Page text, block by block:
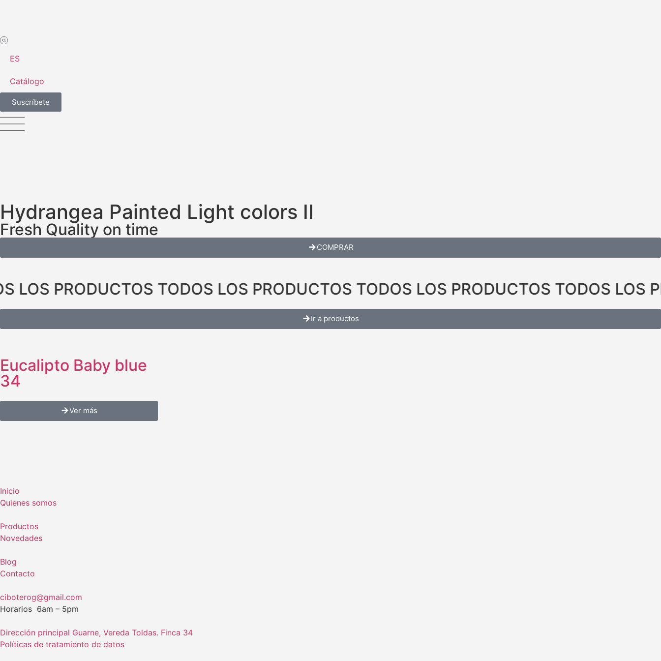
ES
Catálogo
Suscríbete
Hydrangea Painted Light colors II
Fresh Quality on time
COMPRAR
LOS PRODUCTOS TODOS LOS PRODUCTOS TODOS LOS PRODUCTOS TODOS LOS
Ir a productos
Eucalipto Baby blue
34
Ver más
Inicio
Quienes somos
Productos
Novedades
Blog
Contacto
ciboterog@gmail.com
Horarios 6am – 5pm
Dirección principal Guarne, Vereda Toldas. Finca 34
Políticas de tratamiento de datos